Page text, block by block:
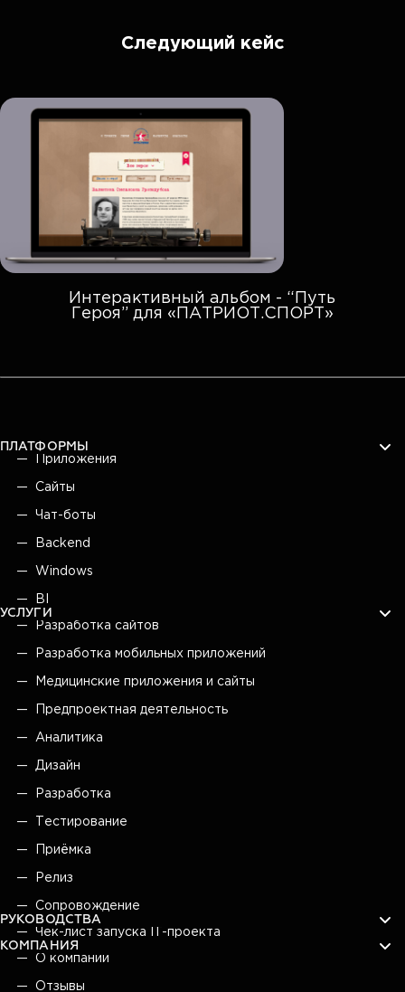
Следующий кейс
Интерактивный альбом - “Путь
Героя” для «ПАТРИОТ.СПОРТ»
ПЛАТФОРМЫ
Приложения
Сайты
Чат-боты
Backend
Windows
BI
УСЛУГИ
Разработка сайтов
Разработка мобильных приложений
Медицинские приложения и сайты
Предпроектная деятельность
Аналитика
Дизайн
Разработка
Тестирование
Приёмка
Релиз
Сопровождение
РУКОВОДСТВА
Чек-лист запуска IT-проекта
КОМПАНИЯ
О компании
Отзывы